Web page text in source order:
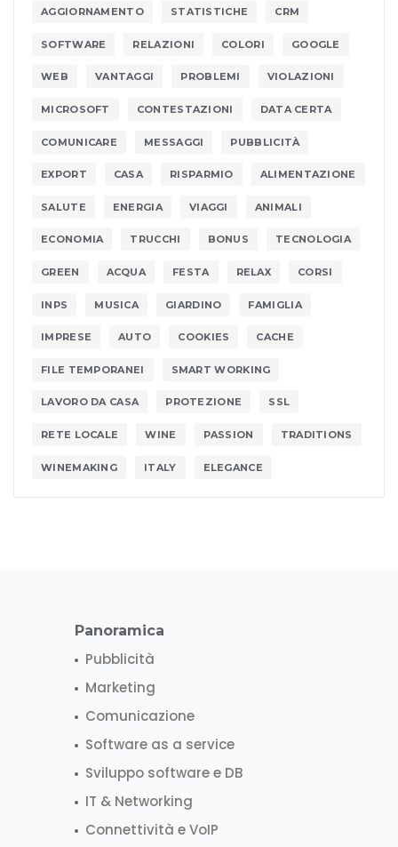
AGGIORNAMENTO STATISTICHE CRM
SOFTWARE RELAZIONI COLORI GOOGLE
WEB VANTAGGI PROBLEMI VIOLAZIONI
MICROSOFT CONTESTAZIONI DATA CERTA
COMUNICARE MESSAGGI PUBBLICITÀ
EXPORT CASA RISPARMIO ALIMENTAZIONE
SALUTE ENERGIA VIAGGI ANIMALI
ECONOMIA TRUCCHI BONUS TECNOLOGIA
GREEN ACQUA FESTA RELAX CORSI
INPS MUSICA GIARDINO FAMIGLIA
IMPRESE AUTO COOKIES CACHE
FILE TEMPORANEI SMART WORKING
LAVORO DA CASA PROTEZIONE SSL
RETE LOCALE WINE PASSION TRADITIONS
WINEMAKING ITALY ELEGANCE
Panoramica
Pubblicità
Marketing
Comunicazione
Software as a service
Sviluppo software e DB
IT & Networking
Connettività e VoIP